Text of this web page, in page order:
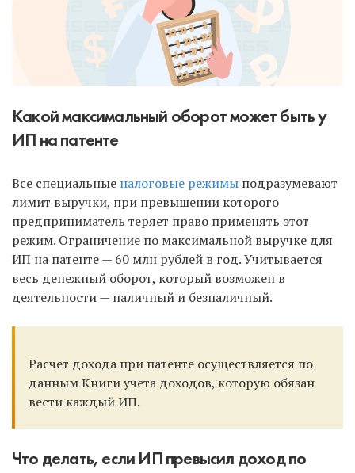
Какой максимальный оборот может быть у
ИП на патенте
Все специальные налоговые режимы подразумевают
лимит выручки, при превышении которого
предприниматель теряет право применять этот
режим. Ограничение по максимальной выручке для
ИП на патенте — 60 млн рублей в год. Учитывается
весь денежный оборот, который возможен в
деятельности — наличный и безналичный.
Расчет дохода при патенте осуществляется по
данным Книги учета доходов, которую обязан
вести каждый ИП.
Что делать, если ИП превысил доход по